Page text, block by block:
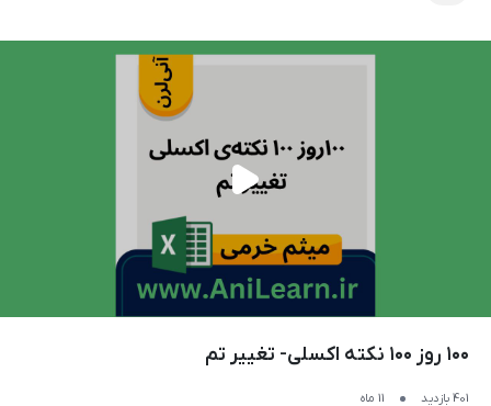
۱۰۰ روز ۱۰۰ نکته اکسلی- تغییر تم
401 بازدید